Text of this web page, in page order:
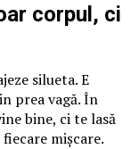
corpul, ci
silueta. E
prea vagă. În
bine, ci te lasă
mișcare.